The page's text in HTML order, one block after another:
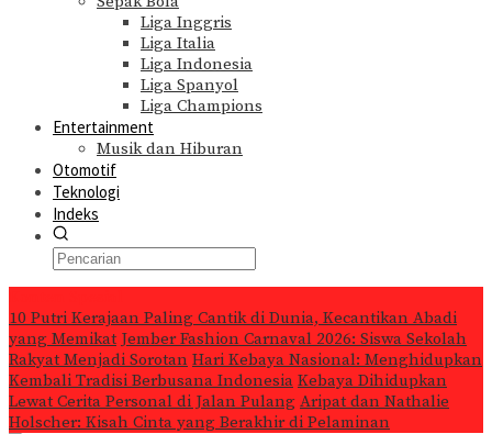
Liga Inggris
Liga Italia
Liga Indonesia
Liga Spanyol
Liga Champions
Entertainment
Musik dan Hiburan
Otomotif
Teknologi
Indeks
10 Putri Kerajaan Paling Cantik di Dunia, Kecantikan Abadi
yang Memikat Jember Fashion Carnaval 2026: Siswa Sekolah
Rakyat Menjadi Sorotan Hari Kebaya Nasional: Menghidupkan
Kembali Tradisi Berbusana Indonesia Kebaya Dihidupkan
Lewat Cerita Personal di Jalan Pulang Aripat dan Nathalie
Holscher: Kisah Cinta yang Berakhir di Pelaminan